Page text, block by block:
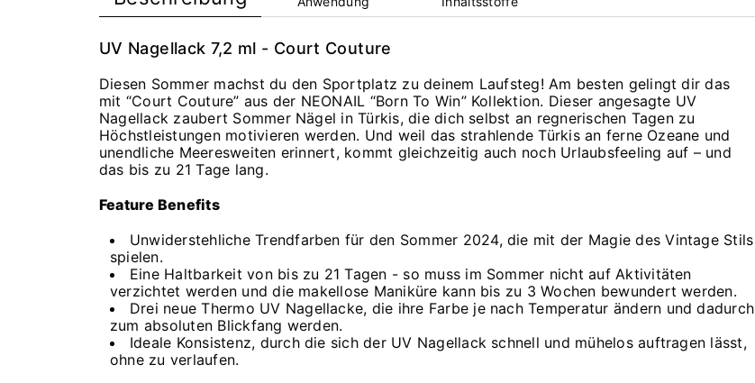
UV Nagellack 7,2 ml - Court Couture
Diesen Sommer machst du den Sportplatz zu deinem Laufsteg! Am besten gelingt dir das
mit “Court Couture” aus der NEONAIL “Born To Win” Kollektion. Dieser angesagte UV
Nagellack zaubert Sommer Nägel in Türkis, die dich selbst an regnerischen Tagen zu
Höchstleistungen motivieren werden. Und weil das strahlende Türkis an ferne Ozeane und
unendliche Meeresweiten erinnert, kommt gleichzeitig auch noch Urlaubsfeeling auf – und
das bis zu 21 Tage lang.
Feature Benefits
Unwiderstehliche Trendfarben für den Sommer 2024, die mit der Magie des Vintage Stils
spielen.
Eine Haltbarkeit von bis zu 21 Tagen - so muss im Sommer nicht auf Aktivitäten
verzichtet werden und die makellose Maniküre kann bis zu 3 Wochen bewundert werden.
Drei neue Thermo UV Nagellacke, die ihre Farbe je nach Temperatur ändern und dadurch
zum absoluten Blickfang werden.
Ideale Konsistenz, durch die sich der UV Nagellack schnell und mühelos auftragen lässt,
ohne zu verlaufen.